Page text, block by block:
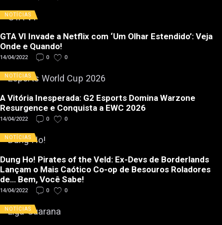
NOTÍCIAS
GTA VI Invade a Netflix com ‘Um Olhar Estendido’: Veja
Onde e Quando!
14/04/2022 0 0
NOTÍCIAS
A Vitória Inesperada: G2 Esports Domina Warzone
Resurgence e Conquista a EWC 2026
14/04/2022 0 0
NOTÍCIAS
Dung Ho! Pirates of the Veld: Ex-Devs de Borderlands
Lançam o Mais Caótico Co-op de Besouros Roladores
de… Bem, Você Sabe!
14/04/2022 0 0
NOTÍCIAS